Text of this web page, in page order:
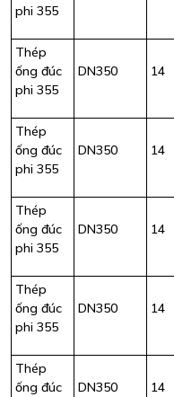
phi 355
Thép
ống đúc
phi 355
DN350 14
Thép
ống đúc
phi 355
DN350 14
Thép
ống đúc
phi 355
DN350 14
Thép
ống đúc
phi 355
DN350 14
Thép
ống đúc
DN350 14